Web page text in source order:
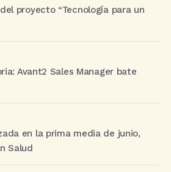
proyecto “Tecnología para un
Avant2 Sales Manager bate
en la prima media de junio,
Salud